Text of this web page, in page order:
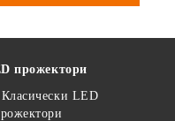
прожектори
Класически LED